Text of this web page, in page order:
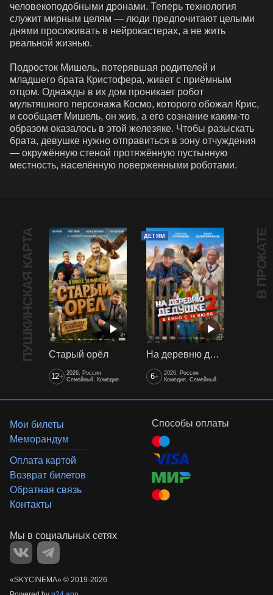
человекоподобными дронами. Теперь технология
служит мирным целям — люди предпочитают целыми
днями просиживать в нейрокастерах, а не жить
реальной жизнью.
Подросток Мишель, потерявшая родителей и
младшего брата Кристофера, живет с приёмным
отцом. Однажды в их дом проникает робот
мультяшного персонажа Космо, которого обожал Крис,
и сообщает Мишель, он жив, а его сознание каким-то
образом оказалось в этой железяке. Чтобы разыскать
брата, девушке нужно отправиться в зону отчуждения
— окружённую стеной протяжённую пустынную
местность, населённую поверженными роботами.
ПУШКИНСКАЯ КАРТА Старый орёл
12+ 2026, Россия
Семейный, Комедия
ДЕТЯМ
На деревню дедушке 2
6+
2026, Россия
Комедия, Семейный
В ПРОКАТЕ
Мои билеты
Меморандум
Оплата картой
Возврат билетов
Обратная связь
Контакты
Способы оплаты
«‎SKYCINEMA» © 2019-2026